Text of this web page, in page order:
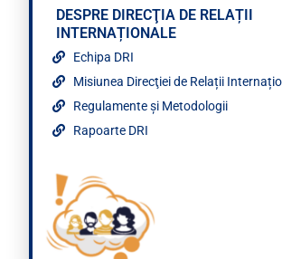
DESPRE DIRECŢIA DE RELAȚII
INTERNAȚIONALE
Echipa DRI
Misiunea Direcţiei de Relații
Regulamente și Metodologii
Rapoarte DRI